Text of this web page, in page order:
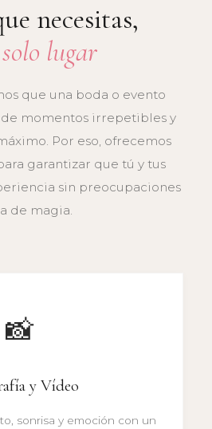
necesitas,
lugar
que una boda o evento
momentos irrepetibles y
Por eso, ofrecemos
garantizar que tú y tus
sin preocupaciones
de magia.
📸
y Vídeo
sonrisa y emoción con un